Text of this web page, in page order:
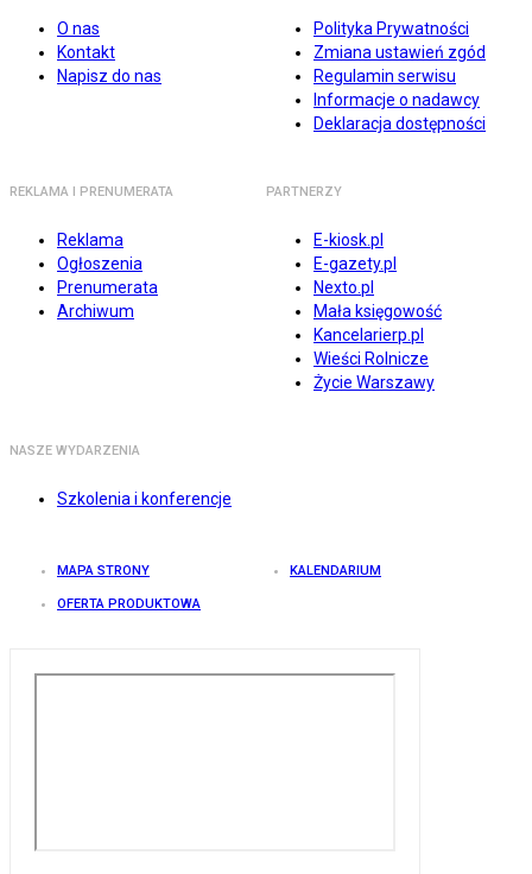
O nas
Kontakt
Napisz do nas
Polityka Prywatności
Zmiana ustawień zgód
Regulamin serwisu
Informacje o nadawcy
Deklaracja dostępności
REKLAMA I PRENUMERATA
Reklama
Ogłoszenia
Prenumerata
Archiwum
PARTNERZY
E-kiosk.pl
E-gazety.pl
Nexto.pl
Mała księgowość
Kancelarierp.pl
Wieści Rolnicze
Życie Warszawy
NASZE WYDARZENIA
Szkolenia i konferencje
MAPA STRONY KALENDARIUM
OFERTA PRODUKTOWA